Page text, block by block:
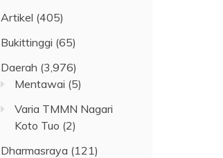
Artikel (405)
Bukittinggi (65)
Daerah (3,976)
Mentawai (5)
Varia TMMN Nagari
Koto Tuo (2)
Dharmasraya (121)